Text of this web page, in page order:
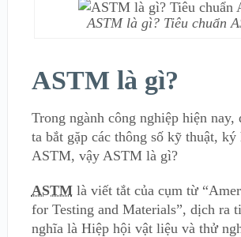
ASTM là gì? Tiêu chuẩn
ASTM là gì?
Trong ngành công nghiệp hiện nay,
ta bắt gặp các thông số kỹ thuật, ký
ASTM, vậy ASTM là gì?
ASTMlà viết tắt của cụm từ
for Testing and Materials”, dịch ra
nghĩa là Hiệp hội vật liệu và thử